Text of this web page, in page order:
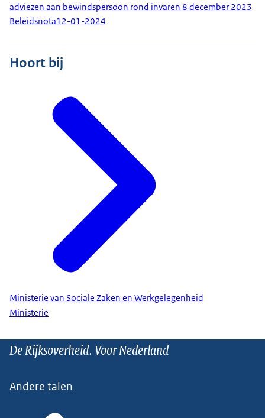
adviezen aan bewindspersoon rond invaren 8 december 2023
Beleidsnota12-01-2024
Hoort bij
Ministerie van Sociale Zaken en Werkgelegenheid
Ministerie
De Rijksoverheid. Voor Nederland
Andere talen